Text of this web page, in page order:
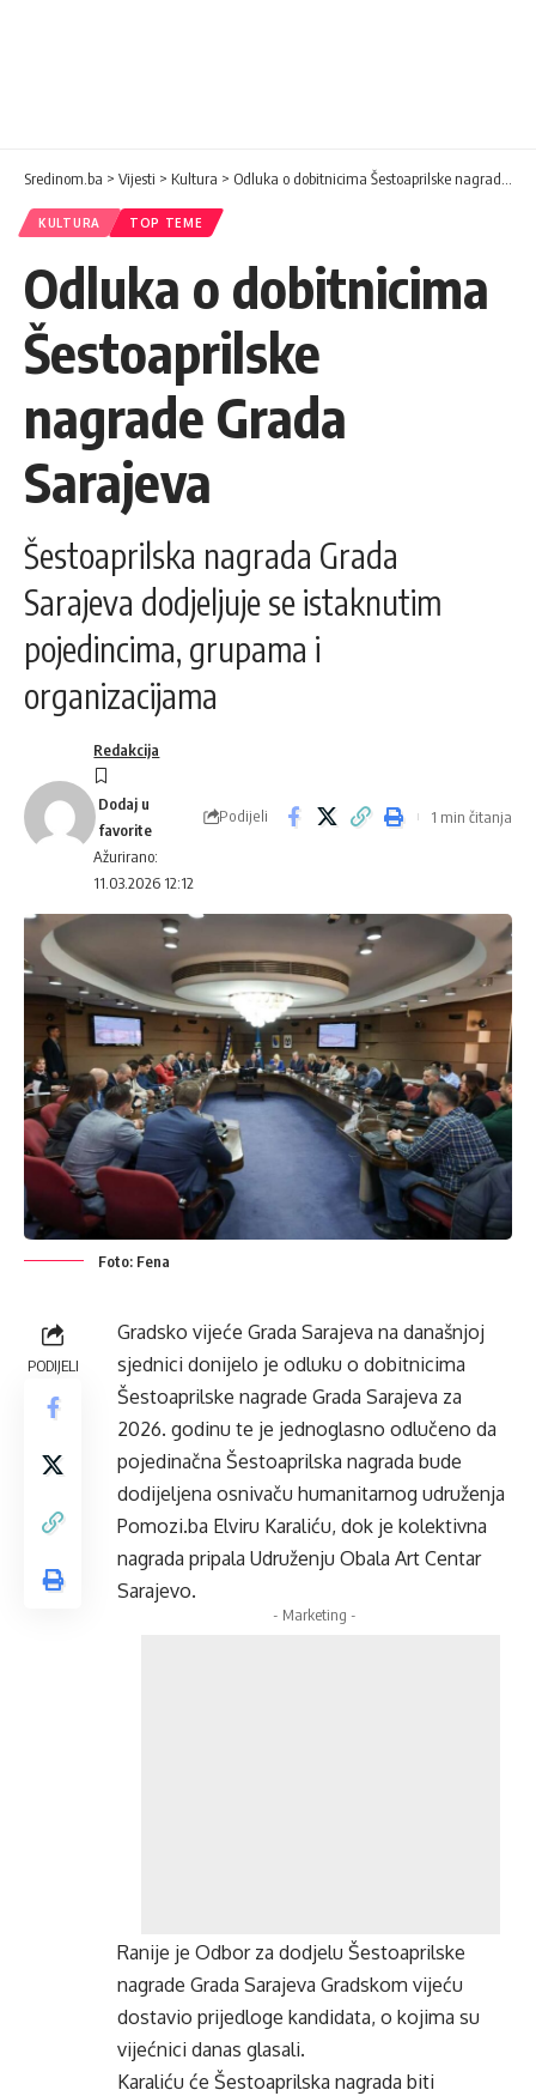
Sredinom.ba > Vijesti > Kultura > Odluka o dobitnicima Šestoaprilske nagrade Grada Sarajeva
KULTURA TOP TEME
Odluka o dobitnicima
Šestoaprilske
nagrade Grada
Sarajeva
Šestoaprilska nagrada Grada
Sarajeva dodjeljuje se istaknutim
pojedincima, grupama i
organizacijama
Ažurirano:
11.03.2026 12:12
Redakcija
Podijeli 1 min čitanja
Foto: Fena
PODIJELI
Gradsko vijeće Grada Sarajeva na današnjoj
sjednici donijelo je odluku o dobitnicima
Šestoaprilske nagrade Grada Sarajeva za
2026. godinu te je jednoglasno odlučeno da
pojedinačna Šestoaprilska nagrada bude
dodijeljena osnivaču humanitarnog udruženja
Pomozi.ba Elviru Karaliću, dok je kolektivna
nagrada pripala Udruženju Obala Art Centar
Sarajevo.
- Marketing -
Ranije je Odbor za dodjelu Šestoaprilske
nagrade Grada Sarajeva Gradskom vijeću
dostavio prijedloge kandidata, o kojima su
vijećnici danas glasali.
Karaliću će Šestoaprilska nagrada biti